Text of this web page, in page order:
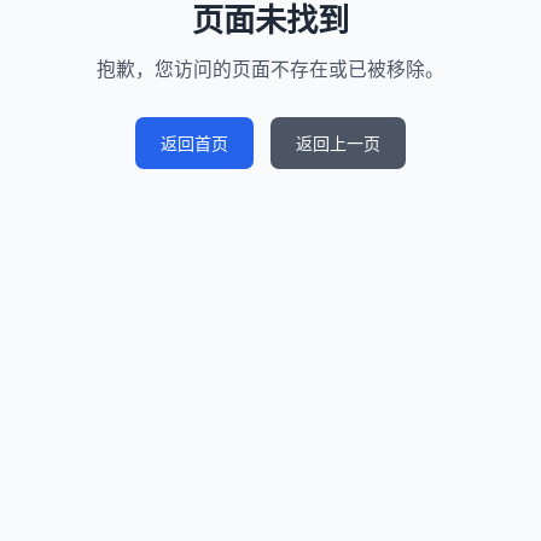
页面未找到
抱歉，您访问的页面不存在或已被移除。
返回首页 返回上一页